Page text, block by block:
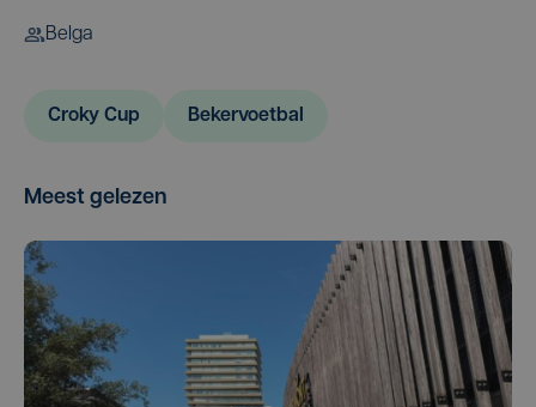
Belga
Croky Cup Bekervoetbal
Meest gelezen